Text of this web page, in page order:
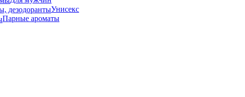
Унисекс
Парные ароматы